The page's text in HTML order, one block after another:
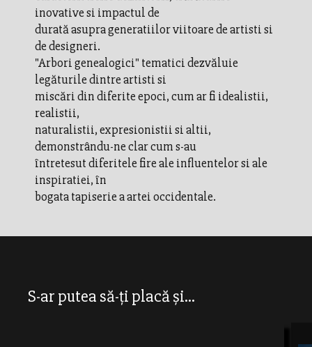
inovative si impactul de
durată asupra generatiilor viitoare de artisti si
de designeri.
"Arbori genealogici" tematici dezvăluie
legăturile dintre artisti si
miscări din diferite epoci, cum ar fi idealistii,
realistii,
naturalistii, expresionistii si altii,
demonstrându-ne clar cum s-au
întretesut diferitele fire ale influentelor si ale
inspiratiei, în
bogata tapiserie a artei occidentale.
S-ar putea să-ți placă și...